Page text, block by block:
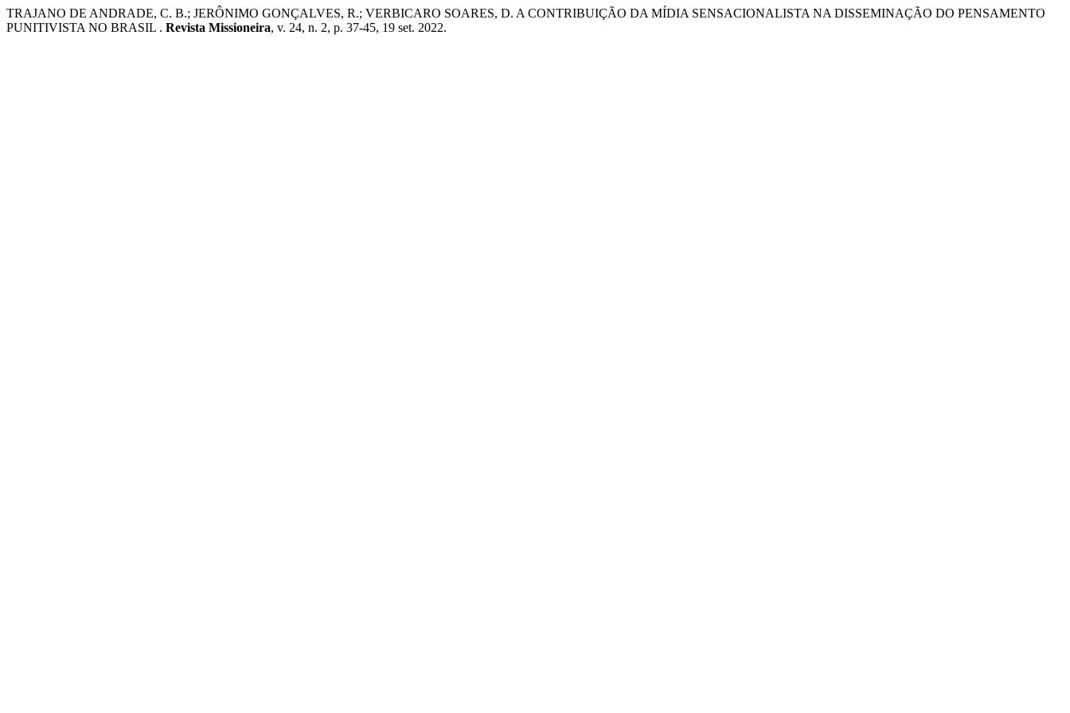
TRAJANO DE ANDRADE, C. B.; JERÔNIMO GONÇALVES, R.; VERBICARO SOARES, D. A CONTRIBUIÇÃO DA MÍDIA SENSACIONALISTA NA DISSEMINAÇÃO DO PENSAMENTO
PUNITIVISTA NO BRASIL . Revista Missioneira, v. 24, n. 2, p. 37-45, 19 set. 2022.